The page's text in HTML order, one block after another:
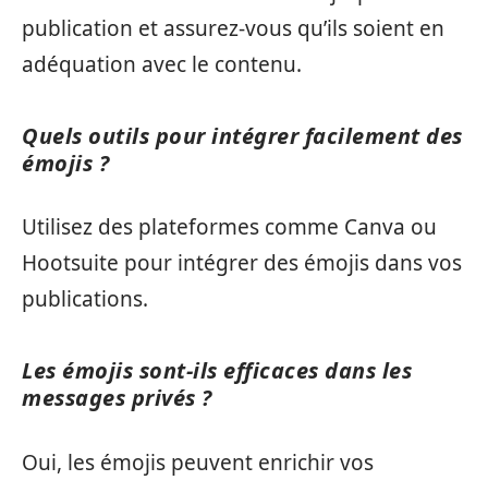
publication et assurez-vous qu’ils soient en
adéquation avec le contenu.
Quels outils pour intégrer facilement des
émojis ?
Utilisez des plateformes comme Canva ou
Hootsuite pour intégrer des émojis dans vos
publications.
Les émojis sont-ils efficaces dans les
messages privés ?
Oui, les émojis peuvent enrichir vos